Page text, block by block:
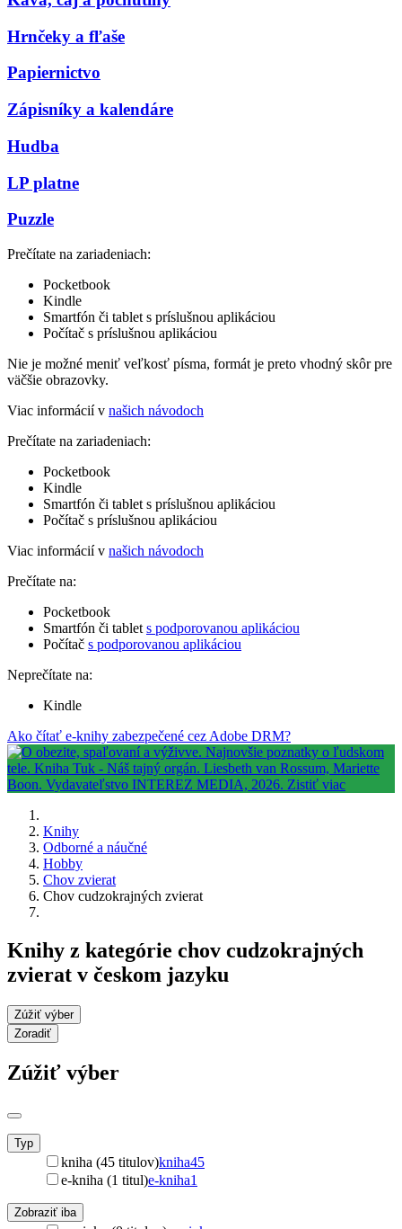
Hrnčeky a fľaše
Papiernictvo
Zápisníky a kalendáre
Hudba
LP platne
Puzzle
Prečítate na zariadeniach:
Pocketbook
Kindle
Smartfón či tablet s príslušnou aplikáciou
Počítač s príslušnou aplikáciou
Nie je možné meniť veľkosť písma, formát je preto vhodný skôr pre
väčšie obrazovky.
Viac informácií v našich návodoch
Prečítate na zariadeniach:
Pocketbook
Kindle
Smartfón či tablet s príslušnou aplikáciou
Počítač s príslušnou aplikáciou
Viac informácií v našich návodoch
Prečítate na:
Pocketbook
Smartfón či tablet s podporovanou aplikáciou
Počítač s podporovanou aplikáciou
Neprečítate na:
Kindle
Ako čítať e-knihy zabezpečené cez Adobe DRM?
Knihy
Odborné a náučné
Hobby
Chov zvierat
Chov cudzokrajných zvierat
Knihy z kategórie chov cudzokrajných
zvierat v českom jazyku
Zúžiť výber
Zoradiť
Zúžiť výber
Typ
kniha (45 titulov)kniha45
e-kniha (1 titul)e-kniha1
Zobraziť iba